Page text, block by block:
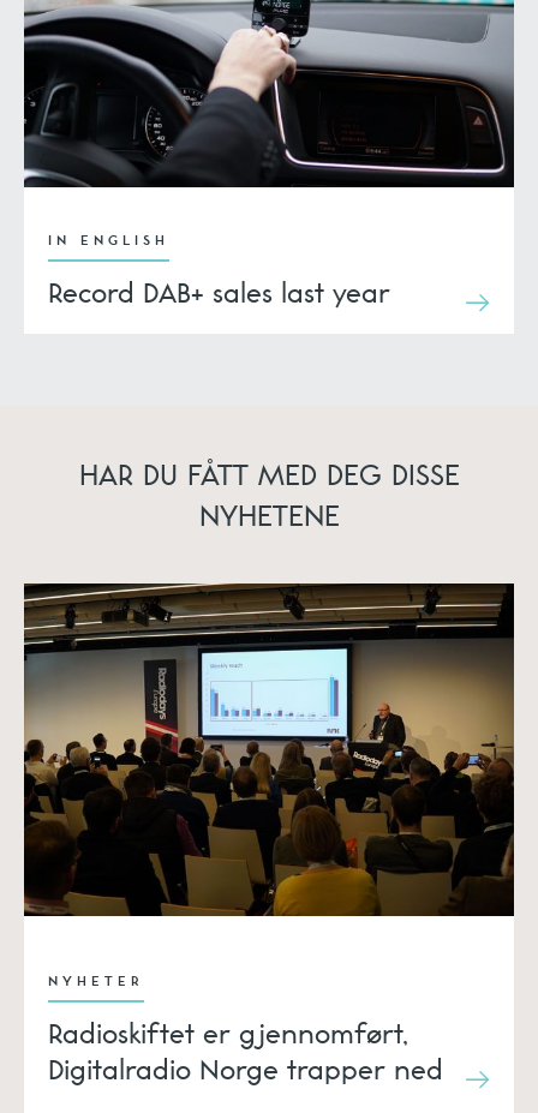
IN ENGLISH
Record DAB+ sales last year
HAR DU FÅTT MED DEG DISSE
NYHETENE
NYHETER
Radioskiftet er gjennomført,
Digitalradio Norge trapper ned